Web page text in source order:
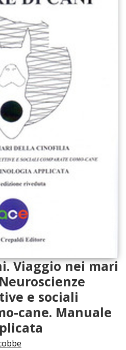
Viaggio nei mari
e sociali
cane. Manuale